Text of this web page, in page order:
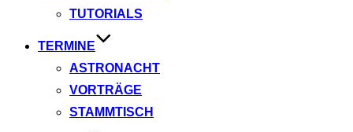
TUTORIALS
TERMINE
ASTRONACHT
VORTRÄGE
STAMMTISCH